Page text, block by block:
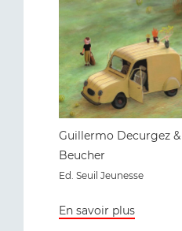
Guillermo Decurgez
Beucher
Ed. Seuil Jeunesse
En savoir plus